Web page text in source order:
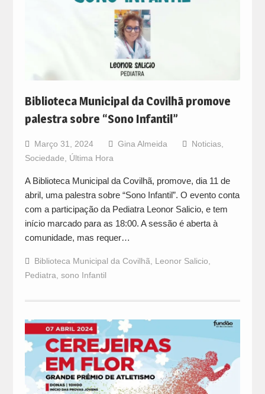
Biblioteca Municipal da Covilhã promove
palestra sobre “Sono Infantil”
Março 31, 2024 Gina Almeida Noticias,
Sociedade
Última Hora
A Biblioteca Municipal da Covilhã, promove, dia 11 de
abril, uma palestra sobre “Sono Infantil”. O evento conta
com a participação da Pediatra Leonor Salicio, e tem
início marcado para as 18:00. A sessão é aberta à
comunidade, mas requer…
Biblioteca Municipal da Covilhã Leonor Salicio
Pediatra sono Infantil